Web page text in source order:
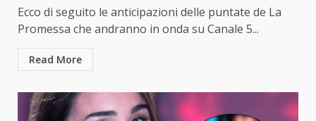
Ecco di seguito le anticipazioni delle puntate de La
Promessa che andranno in onda su Canale 5...
Read More